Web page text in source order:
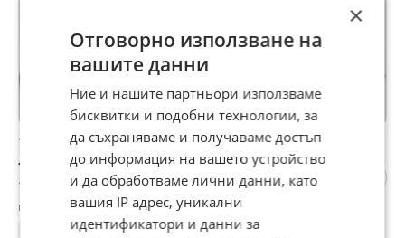
10 ст 1913 г Я67
7,67 €
15 лв
гр. Пазарджик, Моста на Лютата, днес, 09:30
Монети
×
Отговорно използване на
вашите данни
Ние и нашите партньори използваме
бисквитки и подобни технологии, за
да съхраняваме и получаваме достъп
до информация на вашето устройство
и да обработваме лични данни, като
вашия IP адрес, уникални
идентификатори и данни за